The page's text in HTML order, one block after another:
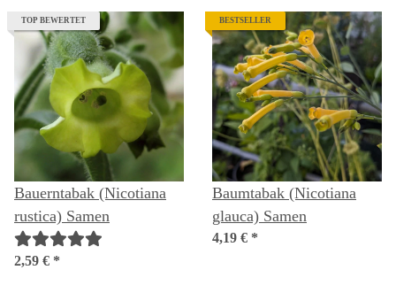
TOP BEWERTET
Bauerntabak (Nicotiana
rustica) Samen
2,59 € *
BESTSELLER
Baumtabak (Nicotiana
glauca) Samen
4,19 € *